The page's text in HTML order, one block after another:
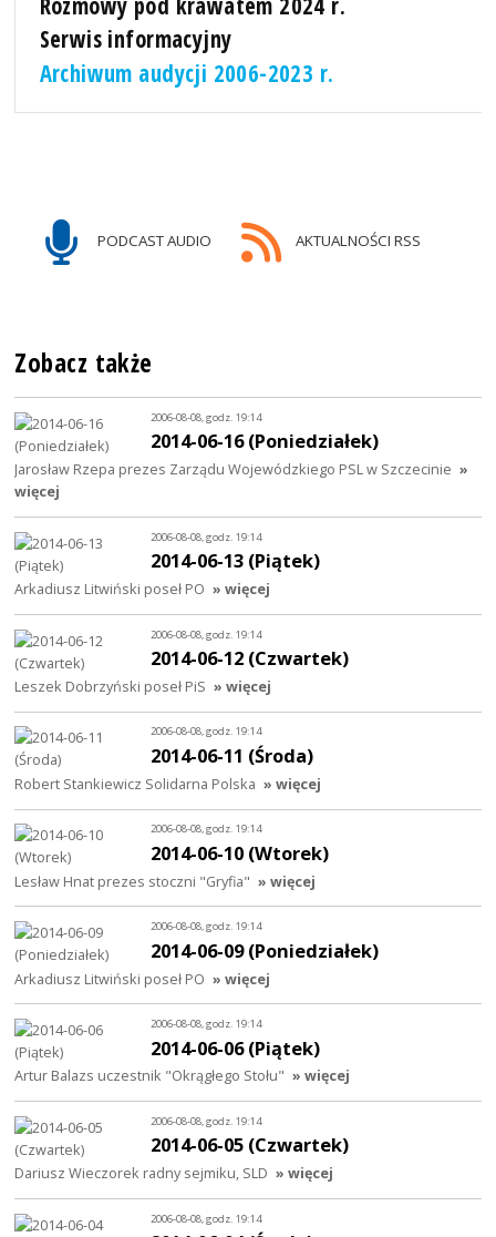
Serwis informacyjny
Archiwum audycji 2006-2023 r.
PODCAST AUDIO AKTUALNOŚCI RSS
Zobacz także
2006-08-08, godz. 19:14
2014-06-16 (Poniedziałek)
Jarosław Rzepa prezes Zarządu Wojewódzkiego PSL w Szczecinie »
więcej
2006-08-08, godz. 19:14
2014-06-13 (Piątek)
Arkadiusz Litwiński poseł PO » więcej
2006-08-08, godz. 19:14
2014-06-12 (Czwartek)
Leszek Dobrzyński poseł PiS » więcej
2006-08-08, godz. 19:14
2014-06-11 (Środa)
Robert Stankiewicz Solidarna Polska » więcej
2006-08-08, godz. 19:14
2014-06-10 (Wtorek)
Lesław Hnat prezes stoczni "Gryfia" » więcej
2006-08-08, godz. 19:14
2014-06-09 (Poniedziałek)
Arkadiusz Litwiński poseł PO » więcej
2006-08-08, godz. 19:14
2014-06-06 (Piątek)
Artur Balazs uczestnik "Okrągłego Stołu" » więcej
2006-08-08, godz. 19:14
2014-06-05 (Czwartek)
Dariusz Wieczorek radny sejmiku, SLD » więcej
2006-08-08, godz. 19:14